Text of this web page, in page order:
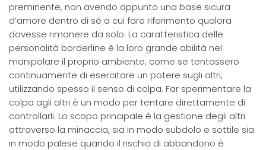
preminente, non avendo appunto una base sicura
d’amore dentro di sé a cui fare riferimento qualora
dovesse rimanere da solo. La caratteristica delle
personalità borderline è la loro grande abilità nel
manipolare il proprio ambiente, come se tentassero
continuamente di esercitare un potere sugli altri,
utilizzando spesso il senso di colpa. Far sperimentare la
colpa agli altri è un modo per tentare direttamente di
controllarli. Lo scopo principale è la gestione degli altri
attraverso la minaccia, sia in modo subdolo e sottile sia
in modo palese quando il rischio di abbandono è